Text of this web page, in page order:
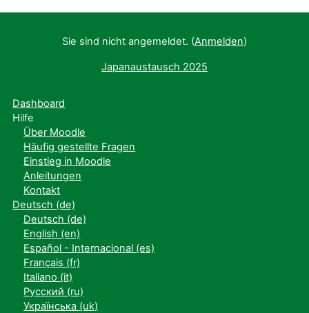
Sie sind nicht angemeldet. (Anmelden)
Japanaustausch 2025
Dashboard
Hilfe
Über Moodle
Häufig gestellte Fragen
Einstieg in Moodle
Anleitungen
Kontakt
Deutsch ‎(de)‎
Deutsch ‎(de)‎
English ‎(en)‎
Español - Internacional ‎(es)‎
Français ‎(fr)‎
Italiano ‎(it)‎
Русский ‎(ru)‎
Українська ‎(uk)‎